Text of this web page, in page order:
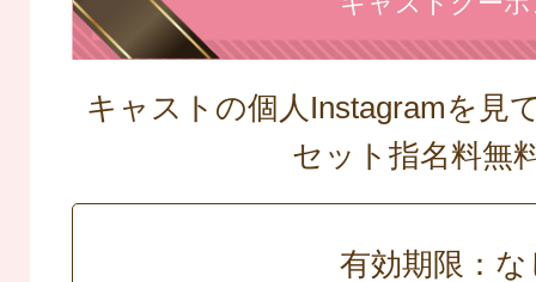
キャストの個人Instagramを見
セット指名料
有効期限：な